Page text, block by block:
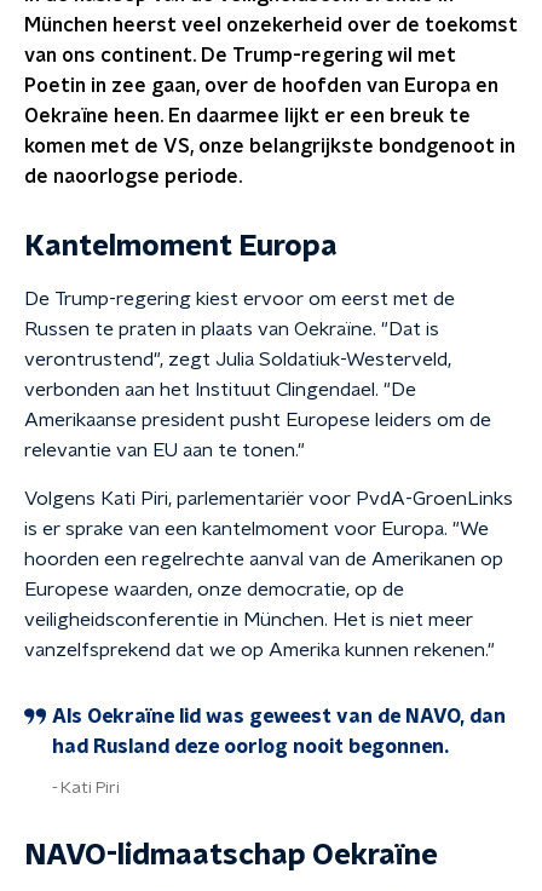
München heerst veel onzekerheid over de toekomst
van ons continent. De Trump-regering wil met
Poetin in zee gaan, over de hoofden van Europa en
Oekraïne heen. En daarmee lijkt er een breuk te
komen met de VS, onze belangrijkste bondgenoot in
de naoorlogse periode.
Kantelmoment Europa
De Trump-regering kiest ervoor om eerst met de
Russen te praten in plaats van Oekraïne. "Dat is
verontrustend", zegt Julia Soldatiuk-Westerveld,
verbonden aan het Instituut Clingendael. "De
Amerikaanse president pusht Europese leiders om de
relevantie van EU aan te tonen."
Volgens Kati Piri, parlementariër voor PvdA-GroenLinks
is er sprake van een kantelmoment voor Europa. "We
hoorden een regelrechte aanval van de Amerikanen op
Europese waarden, onze democratie, op de
veiligheidsconferentie in München. Het is niet meer
vanzelfsprekend dat we op Amerika kunnen rekenen."
Als Oekraïne lid was geweest van de NAVO, dan
had Rusland deze oorlog nooit begonnen.
Kati Piri
NAVO-lidmaatschap Oekraïne